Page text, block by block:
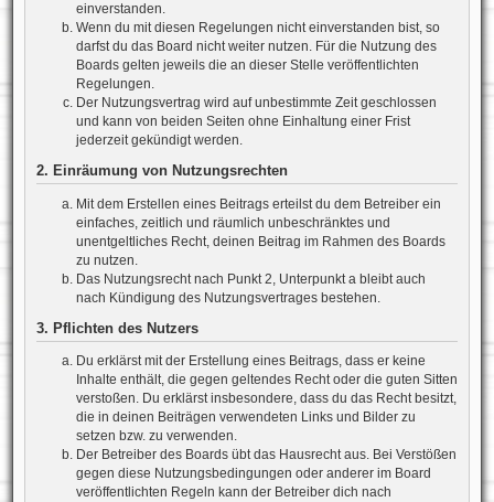
einverstanden.
Wenn du mit diesen Regelungen nicht einverstanden bist, so
darfst du das Board nicht weiter nutzen. Für die Nutzung des
Boards gelten jeweils die an dieser Stelle veröffentlichten
Regelungen.
Der Nutzungsvertrag wird auf unbestimmte Zeit geschlossen
und kann von beiden Seiten ohne Einhaltung einer Frist
jederzeit gekündigt werden.
2. Einräumung von Nutzungsrechten
Mit dem Erstellen eines Beitrags erteilst du dem Betreiber ein
einfaches, zeitlich und räumlich unbeschränktes und
unentgeltliches Recht, deinen Beitrag im Rahmen des Boards
zu nutzen.
Das Nutzungsrecht nach Punkt 2, Unterpunkt a bleibt auch
nach Kündigung des Nutzungsvertrages bestehen.
3. Pflichten des Nutzers
Du erklärst mit der Erstellung eines Beitrags, dass er keine
Inhalte enthält, die gegen geltendes Recht oder die guten Sitten
verstoßen. Du erklärst insbesondere, dass du das Recht besitzt,
die in deinen Beiträgen verwendeten Links und Bilder zu
setzen bzw. zu verwenden.
Der Betreiber des Boards übt das Hausrecht aus. Bei Verstößen
gegen diese Nutzungsbedingungen oder anderer im Board
veröffentlichten Regeln kann der Betreiber dich nach